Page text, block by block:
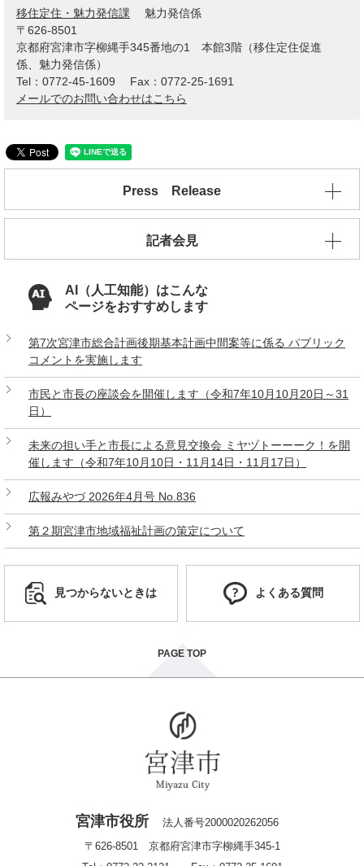
移住定住・魅力発信課
魅力発信係
〒626-8501
京都府宮津市字柳縄手345番地の1 本館3階（移住定住促進
係、魅力発信係）
Tel：0772-45-1609
Fax：0772-25-1691
メールでのお問い合わせはこちら
Press Release
記者会見
AI（人工知能）はこんな
ページをおすすめします
第7次宮津市総合計画後期基本計画中間案等に係る パブリック
コメントを実施します
市民と市長の座談会を開催します（令和7年10月10月20日～31
日）
未来の担い手と市長による意見交換会 ミヤヅトーーーク！を開
催します（令和7年10月10日・11月14日・11月17日）
広報みやづ 2026年4月号 No.836
第２期宮津市地域福祉計画の策定について
見つからないときは よくある質問
PAGE TOP
宮津市役所
法人番号2000020262056
〒626-8501 京都府宮津市字柳縄手345-1